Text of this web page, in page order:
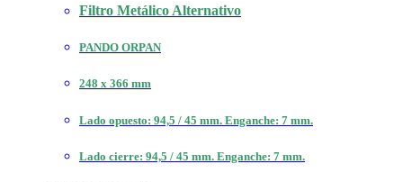
Filtro Metálico Alternativo
PANDO ORPAN
248 x 366 mm
Lado opuesto: 94,5 / 45 mm. Enganche: 7 mm.
Lado cierre: 94,5 / 45 mm. Enganche: 7 mm.